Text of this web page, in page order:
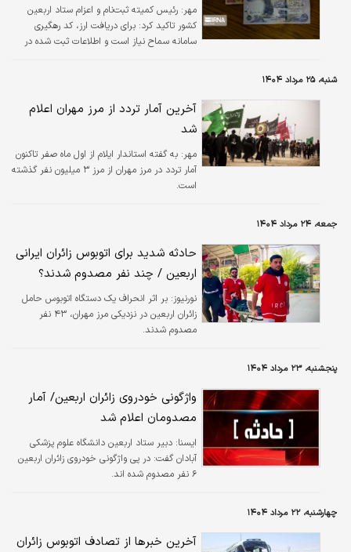
مهر: رئیس کمیته ثبت‌نام و اعزام ستاد اربعین
کشور تاکید کرد: برای دریافت ارز، کد رهگیری
سامانه سماح نیاز است و اطلاعات ثبت شده در
شنبه، ۲۵ مرداد ۱۴۰۴
آخرین آمار تردد از مرز مهران اعلام
شد
مهر: به گفته استاندار ایلام از اول ماه صفر تاکنون
آمار تردد در مرز مهران از مرز ۳ میلیون نفر گذشته
است.
جمعه، ۲۴ مرداد ۱۴۰۴
حادثه شدید برای اتوبوس زائران ایرانی
اربعین / چند نفر مصدوم شدند؟
نورنیوز: بر اثر انحراف یک دستگاه اتوبوس حامل
زائران اربعین در نزدیکی مرز مهران، ۴۳ نفر
مصدوم شدند.
پنجشنبه، ۲۳ مرداد ۱۴۰۴
واژگونی خودروی زائران اربعین/ آمار
مصدومان اعلام شد
ایسنا: دبیر ستاد اربعین دانشگاه علوم پزشکی
آبادان گفت: در پی واژگونی خودروی زائران اربعین
۶ نفر مصدوم شده اند.
چهارشنبه، ۲۲ مرداد ۱۴۰۴
آخرین خبرها از تصادف اتوبوس زائران